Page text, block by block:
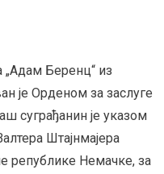
Беренц“ из
је Орденом за заслуге
суграђанин је указом
Штајнмајера
републике Немачке, за